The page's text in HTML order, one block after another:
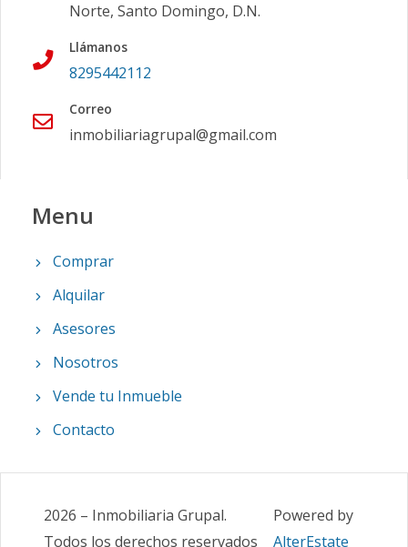
Norte, Santo Domingo, D.N.
Llámanos
8295442112
Correo
inmobiliariagrupal@gmail.com
Menu
Comprar
Alquilar
Asesores
Nosotros
Vende tu Inmueble
Contacto
2026 – Inmobiliaria Grupal.
Todos los derechos reservados
Powered by
AlterEstate